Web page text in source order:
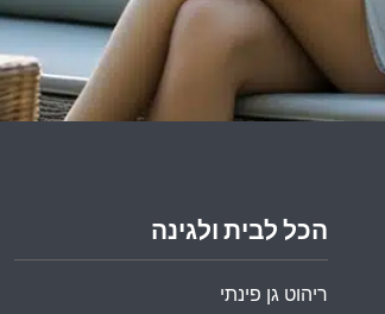
הכל לבית ולגינה
ריהוט גן פינתי